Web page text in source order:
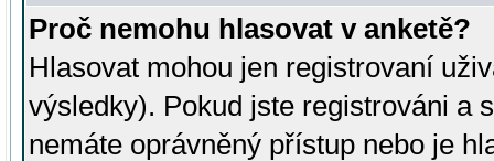
Proč nemohu hlasovat v anketě?
Hlasovat mohou jen registrovaní
výsledky). Pokud jste registrováni a
nemáte oprávněný přístup nebo je